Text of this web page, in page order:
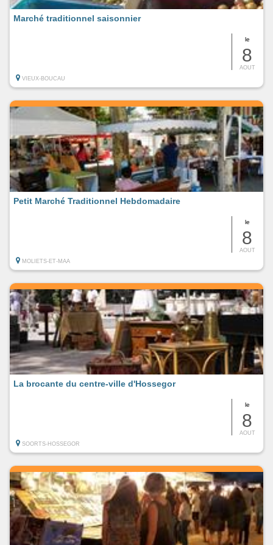
le
8
AOUT
Marché traditionnel saisonnier
VIEUX-BOUCAU
le
8
AOUT
Petit Marché Traditionnel Hebdomadaire
MOLIETS-ET-MAA
le
8
AOUT
La brocante du centre-ville d'Hossegor
SOORTS-HOSSEGOR